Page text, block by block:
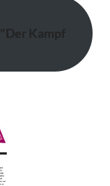
"Der Kampf